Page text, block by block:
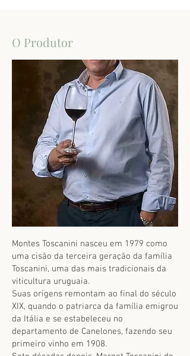
O Produtor
Montes Toscanini nasceu em 1979 como
uma cisão da terceira geração da família
Toscanini, uma das mais tradicionais da
viticultura uruguaia.
Suas origens remontam ao final do século
XIX, quando o patriarca da família emigrou
da Itália e se estabeleceu no
departamento de Canelones, fazendo seu
primeiro vinho em 1908.